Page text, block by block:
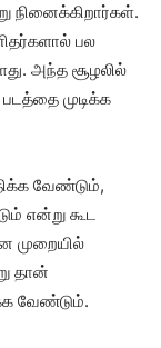
நினைக்கிறார்கள்.
பல
அந்த சூழலில்
முடிக்க
வேண்டும்,
என்று கூட
முறையில்
தான்
வேண்டும்.